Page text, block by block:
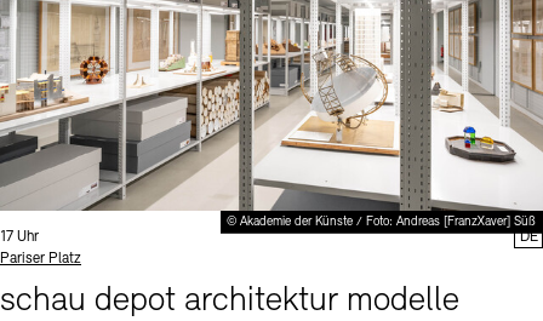
© Akademie der Künste / Foto: Andreas [FranzXaver] Süß
Uhrzeit:
17 Uhr
Standort
Pariser Platz
schau depot architektur modelle
DE